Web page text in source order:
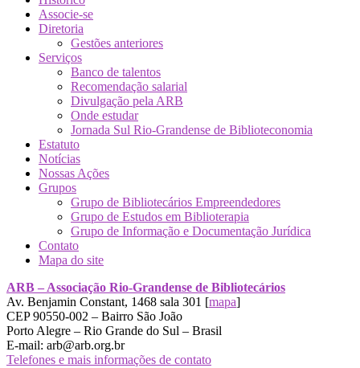
Associe-se
Diretoria
Gestões anteriores
Serviços
Banco de talentos
Recomendação salarial
Divulgação pela ARB
Onde estudar
Jornada Sul Rio-Grandense de Biblioteconomia
Estatuto
Notícias
Nossas Ações
Grupos
Grupo de Bibliotecários Empreendedores
Grupo de Estudos em Biblioterapia
Grupo de Informação e Documentação Jurídica
Contato
Mapa do site
ARB – Associação Rio-Grandense de Bibliotecários
Av. Benjamin Constant, 1468 sala 301 [mapa]
CEP 90550-002 – Bairro São João
Porto Alegre – Rio Grande do Sul – Brasil
E-mail: arb@arb.org.br
Telefones e mais informações de contato